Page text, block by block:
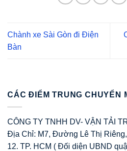
Chành xe Sài Gòn đi Điện
Bàn
CÁC ĐIỂM TRUNG CHUYỂN
CÔNG TY TNHH DV- VẬN TẢI
Địa Chỉ: M7, Đường Lê Thị
12. TP. HCM ( Đối diện UBND